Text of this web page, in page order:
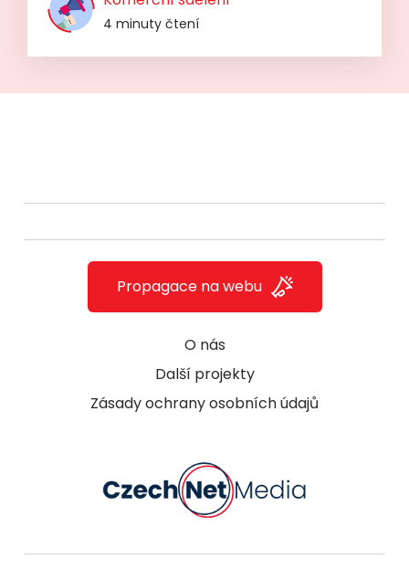
4 minuty čtení
O nás
Další projekty
Zásady ochrany osobních údajů
Propagace na webu